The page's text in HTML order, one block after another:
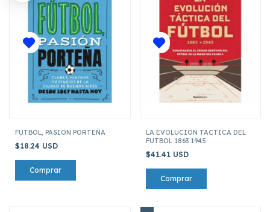
FUTBOL, PASION PORTEÑA
$18.24 USD
LA EVOLUCION TACTICA DEL
FUTBOL 1863 1945
$41.41 USD